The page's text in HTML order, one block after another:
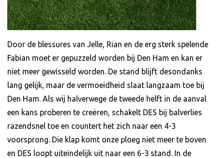
Door de blessures van Jelle, Rian en de erg sterk spelende
Fabian moet er gepuzzeld worden bij Den Ham en kan er
niet meer gewisseld worden. De stand blijft desondanks
lang gelijk, maar de vermoeidheid slaat langzaam toe bij
Den Ham. Als wij halverwege de tweede helft in de aanval
een kans proberen te creëren, schakelt DES bij balverlies
razendsnel toe en countert het zich naar een 4-3
voorsprong. Die klap komt onze ploeg niet meer te boven
en DES loopt uiteindelijk uit naar een 6-3 stand. In de